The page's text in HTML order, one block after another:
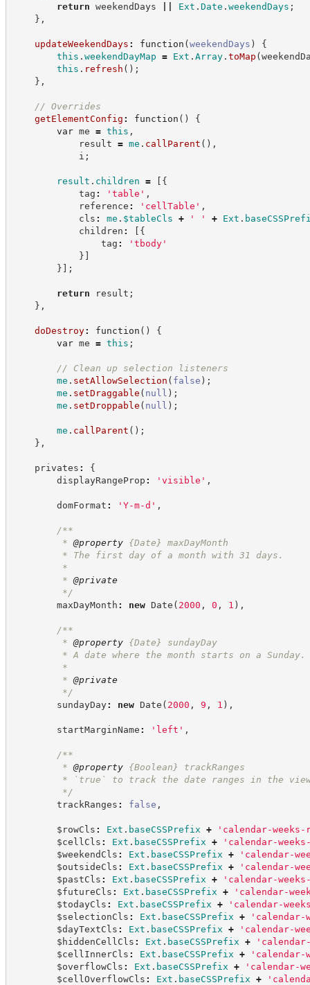
return weekendDays Ext .Date .weekendDays ;
} ,
updateWeekendDays : function (weekendDays )
{
this .weekendDayMap = Ext .Array .toMap (
this . refresh ( ) ;
} ,
// Overrides
getElementConfig : function ( )
{
var me = this ,
result = me . callParent ( ) ,
i ;
result . children = [ {
tag : 'table ' ,
reference : ' cellTable ' ,
cls : me . $tableCls + ' ' + Ext .
children : [ {
tag : 'tbody '
} ]
} ] ;
return result ;
} ,
doDestroy: function ( )
{
var me = this ;
// Clean up selection listeners
me . setAllowSelection ( false ) ;
me . setDraggable ( null ) ;
me . setDroppable ( null ) ;
me . callParent ( ) ;
} ,
privates :
{
displayRangeProp : 'visible ' ,
domFormat : 'Y-m-d ' ,
/**
* @property {Date}
maxDayMonth
* The first day of a month with 31 days.
*
* @private
*/
maxDayMonth : new Date ( 2000 , 0 , 1 ) ,
/**
* @property {Date}
sundayDay
* A date where the month starts on a Sunday.
*
* @private
*/
sundayDay: new Date ( 2000 , 9 , 1 ) ,
startMarginName : ' left ' ,
/**
* @property {Boolean}
trackRanges
* `true` to track the date ranges in the view
*/
trackRanges : false ,
$rowCls : Ext . baseCSSPrefix + ' calendar-weeks-
$cellCls : Ext . baseCSSPrefix + ' calendar-
$weekendCls : Ext . baseCSSPrefix + ' calendar-
$outsideCls : Ext . baseCSSPrefix + ' calendar-
$pastCls : Ext . baseCSSPrefix + ' calendar-
$futureCls : Ext . baseCSSPrefix + ' calendar-
$todayCls : Ext . baseCSSPrefix + ' calendar-
$selectionCls : Ext . baseCSSPrefix + ' calendar-
$dayTextCls : Ext . baseCSSPrefix + ' calendar-
$hiddenCellCls : Ext . baseCSSPrefix + '
$cellInnerCls : Ext . baseCSSPrefix + ' calendar-
$overflowCls : Ext . baseCSSPrefix + ' calendar-
$cellOverflowCls : Ext . baseCSSPrefix + '